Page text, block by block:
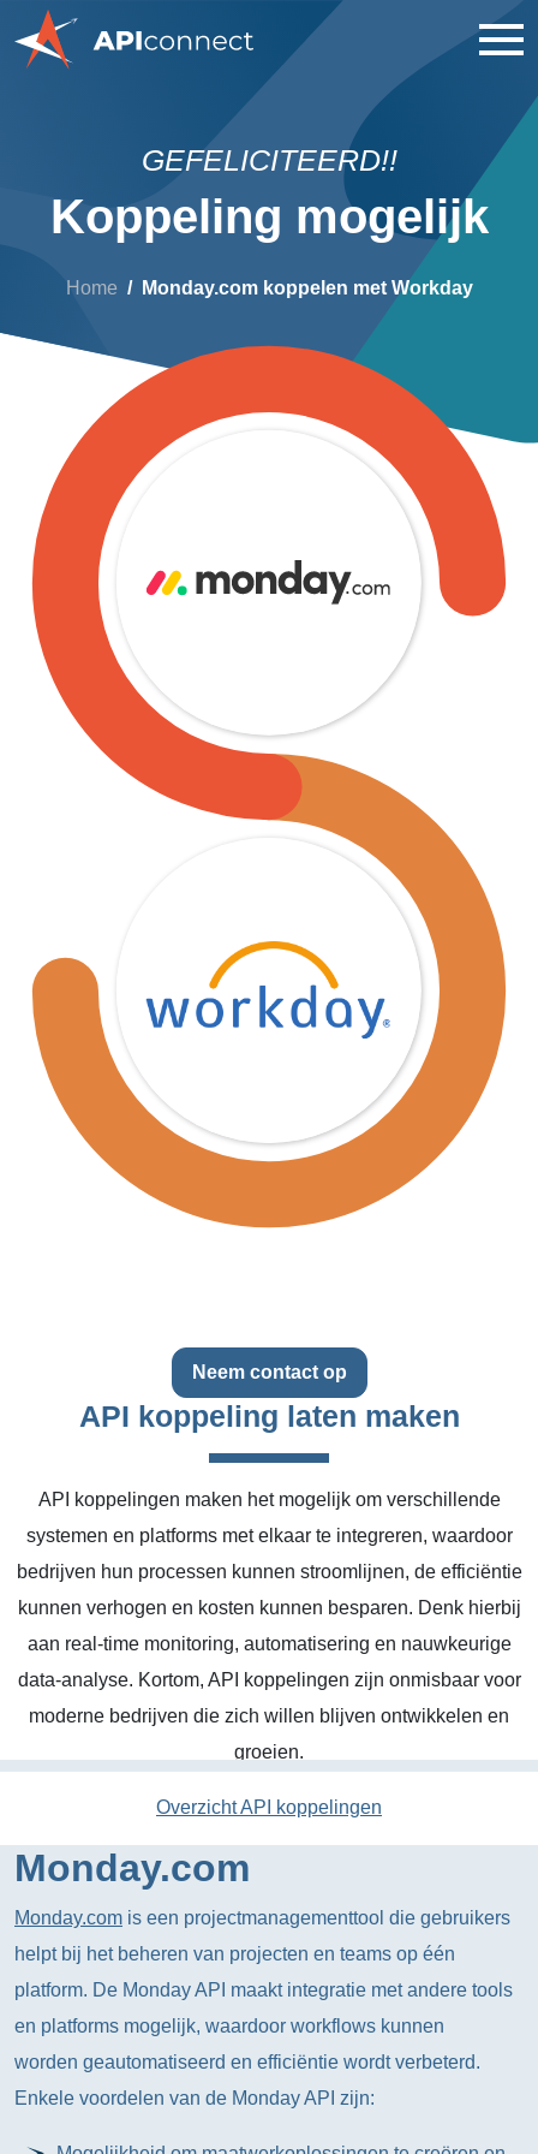
GEFELICITEERD!!
Koppeling mogelijk
Home Monday.com koppelen met Workday
Neem contact op
API koppeling laten maken
API koppelingen maken het mogelijk om verschillende
systemen en platforms met elkaar te integreren, waardoor
bedrijven hun processen kunnen stroomlijnen, de efficiëntie
kunnen verhogen en kosten kunnen besparen. Denk hierbij
aan real-time monitoring, automatisering en nauwkeurige
data-analyse. Kortom, API koppelingen zijn onmisbaar voor
moderne bedrijven die zich willen blijven ontwikkelen en
groeien.
Overzicht API koppelingen
Monday.com
Monday.com is een projectmanagementtool die gebruikers
helpt bij het beheren van projecten en teams op één
platform. De Monday API maakt integratie met andere tools
en platforms mogelijk, waardoor workflows kunnen
worden geautomatiseerd en efficiëntie wordt verbeterd.
Enkele voordelen van de Monday API zijn: